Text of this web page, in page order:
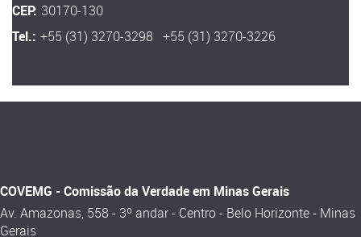
CEP: 30170-130
Tel.: +55 (31) 3270-3298 +55 (31) 3270-3226
COVEMG - Comissão da Verdade em Minas Gerais
Av. Amazonas, 558 - 3º andar - Centro - Belo Horizonte - Minas
Gerais